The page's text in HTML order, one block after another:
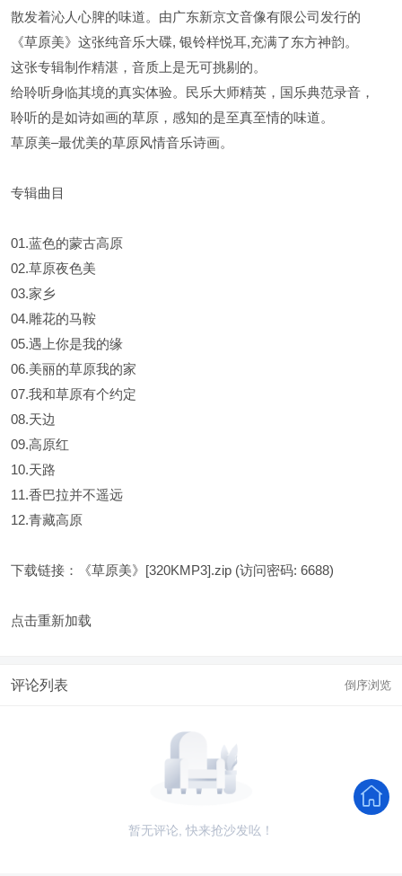
散发着沁人心脾的味道。由广东新京文音像有限公司发行的
《草原美》这张纯音乐大碟, 银铃样悦耳,充满了东方神韵。
这张专辑制作精湛，音质上是无可挑剔的。
给聆听身临其境的真实体验。民乐大师精英，国乐典范录音，
聆听的是如诗如画的草原，感知的是至真至情的味道。
草原美–最优美的草原风情音乐诗画。
专辑曲目
01.蓝色的蒙古高原
02.草原夜色美
03.家乡
04.雕花的马鞍
05.遇上你是我的缘
06.美丽的草原我的家
07.我和草原有个约定
08.天边
09.高原红
10.天路
11.香巴拉并不遥远
12.青藏高原
下载链接： 《草原美》[320KMP3].zip (访问密码: 6688)
点击重新加载
评论列表 倒序浏览
暂无评论, 快来抢沙发吆！